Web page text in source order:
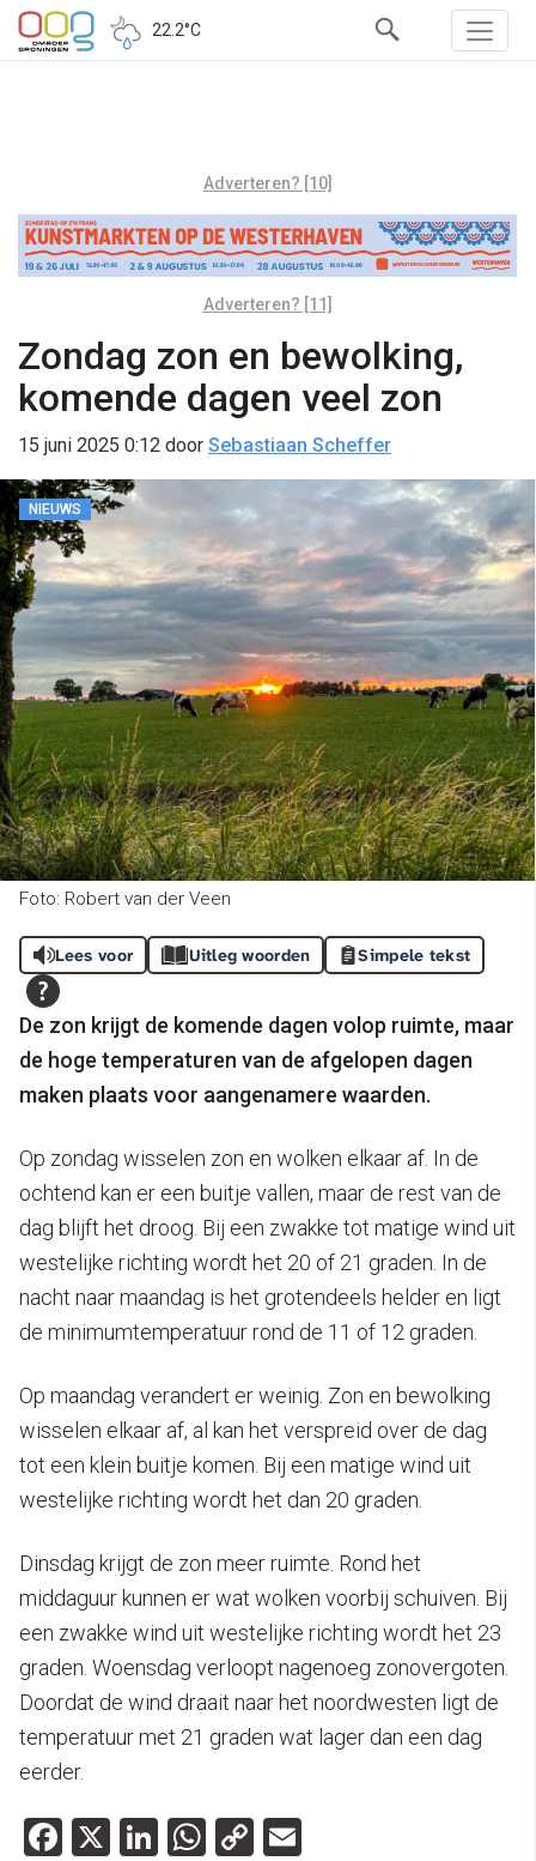
22.2°C
Adverteren? [10]
Adverteren? [11]
Zondag zon en bewolking,
komende dagen veel zon
15 juni 2025 0:12 door Sebastiaan Scheffer
NIEUWS
Foto: Robert van der Veen
Lees voor Uitleg woorden Simpele tekst
De zon krijgt de komende dagen volop ruimte, maar
de hoge temperaturen van de afgelopen dagen
maken plaats voor aangenamere waarden.
Op zondag wisselen zon en wolken elkaar af. In de
ochtend kan er een buitje vallen, maar de rest van de
dag blijft het droog. Bij een zwakke tot matige wind uit
westelijke richting wordt het 20 of 21 graden. In de
nacht naar maandag is het grotendeels helder en ligt
de minimumtemperatuur rond de 11 of 12 graden.
Op maandag verandert er weinig. Zon en bewolking
wisselen elkaar af, al kan het verspreid over de dag
tot een klein buitje komen. Bij een matige wind uit
westelijke richting wordt het dan 20 graden.
Dinsdag krijgt de zon meer ruimte. Rond het
middaguur kunnen er wat wolken voorbij schuiven. Bij
een zwakke wind uit westelijke richting wordt het 23
graden. Woensdag verloopt nagenoeg zonovergoten.
Doordat de wind draait naar het noordwesten ligt de
temperatuur met 21 graden wat lager dan een dag
eerder.
Facebook
X LinkedIn
WhatsApp
Copy